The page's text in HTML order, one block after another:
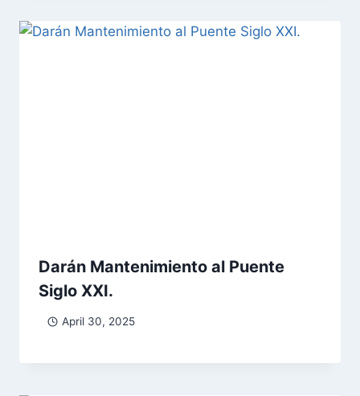
Darán Mantenimiento al Puente
Siglo XXI.
April 30, 2025